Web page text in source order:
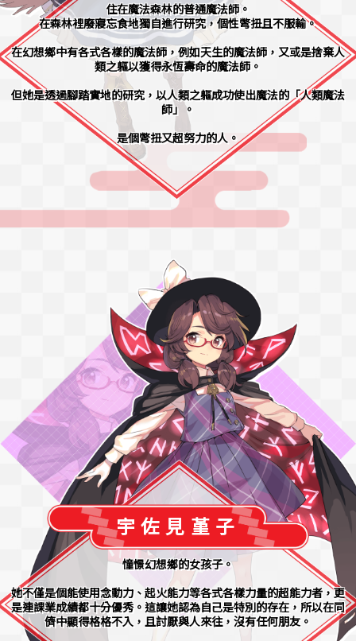
住在魔法森林的普通魔法師。
在森林裡廢寢忘食地獨自進行研究，個性彆扭且不服輸。
在幻想鄉中有各式各樣的魔法師，例如天生的魔法師，又或是捨棄人
類之軀以獲得永恆壽命的魔法師。
但她是透過腳踏實地的研究，以人類之軀成功使出魔法的「人類魔法
師」。
是個彆扭又超努力的人。
宇佐見堇子
憧憬幻想鄉的女孩子。
她不僅是個能使用念動力、起火能力等各式各樣力量的超能力者，更
是連課業成績都十分優秀。這讓她認為自己是特別的存在，所以在同
儕中顯得格格不入，且討厭與人來往，沒有任何朋友。